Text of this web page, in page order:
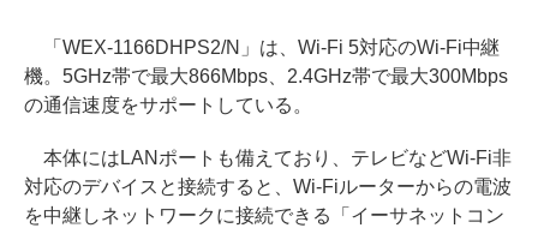
「WEX-1166DHPS2/N」は、Wi-Fi 5対応のWi-Fi中継
機。5GHz帯で最大866Mbps、2.4GHz帯で最大300Mbps
の通信速度をサポートしている。
本体にはLANポートも備えており、テレビなどWi-Fi非
対応のデバイスと接続すると、Wi-Fiルーターからの電波
を中継しネットワークに接続できる「イーサネットコン